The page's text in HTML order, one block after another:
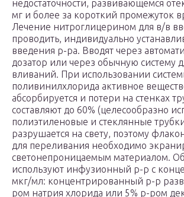
недостаточности, развивающемся
мг и более за короткий промежуток
Лечение нитроглицерином для в/в
проводить, индивидуально
введения р-ра. Вводят через
дозатор или через обычную систему
вливаний. При использовании
поливинилхлорида активное
абсорбируется и потери на стенках
составляют до 60% (целесообразно
полиэтиленовые и стеклянные
разрушается на свету, поэтому
для переливания необходимо
светонепроницаемым материалом.
используют инфузионный р-р с
мкг/мл: концентрированный р-р
ром натрия хлорида или 5% р-ром